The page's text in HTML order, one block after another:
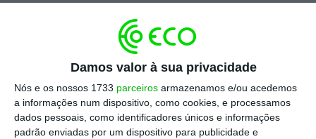
Damos valor à sua privacidade
Nós e os nossos 1733 parceiros armazenamos e/ou acedemos
a informações num dispositivo, como cookies, e processamos
dados pessoais, como identificadores únicos e informações
padrão enviadas por um dispositivo para publicidade e
ferindo direitos dos jornalistas
PS quer Conselho Geral Independente na Lusa